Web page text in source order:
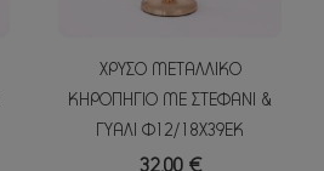
ΧΡΥΣΟ ΜΕΤΑΛΛΙΚΟ
ΚΗΡΟΠΗΓΙΟ ΜΕ ΣΤΕΦΑΝΙ &
ΓΥΑΛΙ Φ12/18Χ39ΕΚ